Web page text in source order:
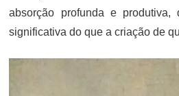
absorção profunda e produtiva,
significativa do que a criação de